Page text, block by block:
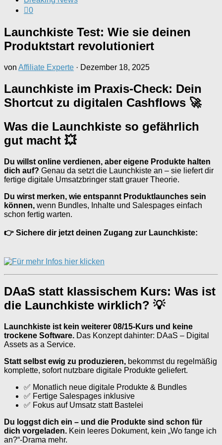
0
Launchkiste Test: Wie sie deinen
Produktstart revolutioniert
von Affiliate Experte · Dezember 18, 2025
Launchkiste im Praxis-Check: Dein
Shortcut zu digitalen Cashflows 🚀
Was die Launchkiste so gefährlich
gut macht 💥
Du willst online verdienen, aber eigene Produkte halten
dich auf? Genau da setzt die Launchkiste an – sie liefert dir
fertige digitale Umsatzbringer statt grauer Theorie.
Du wirst merken, wie entspannt Produktlaunches sein
können, wenn Bundles, Inhalte und Salespages einfach
schon fertig warten.
👉 Sichere dir jetzt deinen Zugang zur Launchkiste:
DAaS statt klassischem Kurs: Was ist
die Launchkiste wirklich? 💡
Launchkiste ist kein weiterer 08/15-Kurs und keine
trockene Software. Das Konzept dahinter: DAaS – Digital
Assets as a Service.
Statt selbst ewig zu produzieren, bekommst du regelmäßig
komplette, sofort nutzbare digitale Produkte geliefert.
✅ Monatlich neue digitale Produkte & Bundles
✅ Fertige Salespages inklusive
✅ Fokus auf Umsatz statt Bastelei
Du loggst dich ein – und die Produkte sind schon für
dich vorgeladen. Kein leeres Dokument, kein „Wo fange ich
an?“-Drama mehr.